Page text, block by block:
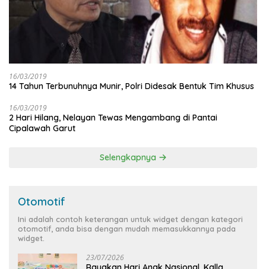
16/03/2019
14 Tahun Terbunuhnya Munir, Polri Didesak Bentuk Tim Khusus
16/03/2019
2 Hari Hilang, Nelayan Tewas Mengambang di Pantai
Cipalawah Garut
Selengkapnya
Otomotif
Ini adalah contoh keterangan untuk widget dengan kategori
otomotif, anda bisa dengan mudah memasukkannya pada
widget.
23/07/2026